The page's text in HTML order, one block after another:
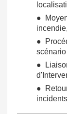
●
●
●
●
incidents